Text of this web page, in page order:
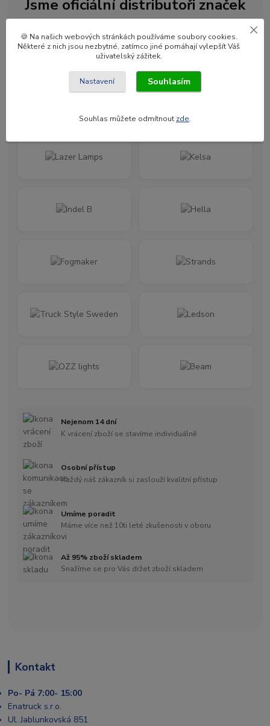
Jsme oficiální distributoři značek
Nejenom 14 dní
K vrácení zboží se stavíme individuálně
Osobní přístup
Každý náš zákazník si zaslouží kvalitní přístup
Umíme poradit
Máme více než 10ti leté zkušenosti v oboru
Až 95% zboží skladem
Snažíme se pro Vás držet zboží skladem
Kontakt
Po- Pá 7:00- 15:00
Enatruck s.r.o.
Ul. Jablunkovská 851
🍪 Na našich webových stránkách používáme soubory cookies.
Některé z nich jsou nezbytné, zatímco jiné pomáhají vylepšít Váš
uživatelský zážitek.
Nastavení Souhlasím
Souhlas můžete odmítnout zde.